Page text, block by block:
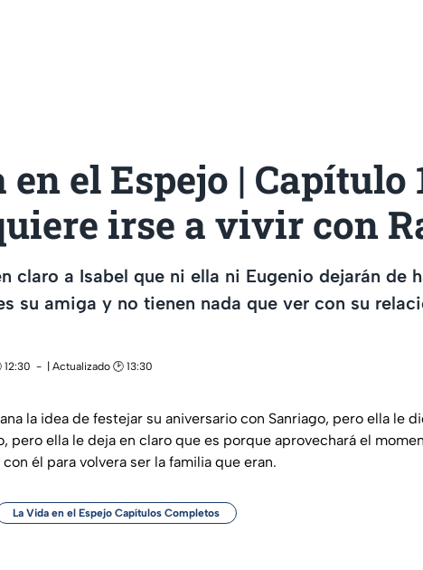
el Espejo | Capítulo
irse a vivir con
claro a Isabel que ni ella ni Eugenio dejarán de
su amiga y no tienen nada que ver con su
| Actualizado 🕑 13:30
la idea de festejar su aniversario con Sanriago, pero ella le
pero ella le deja en claro que es porque aprovechará el
él para volvera ser la familia que eran.
La Vida en el Espejo Capítulos Completos